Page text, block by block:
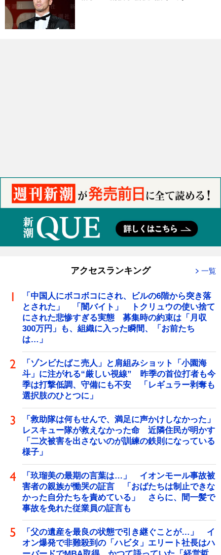
アクセスランキング 一覧
「中国人にボコボコにされ、ビルの6階から突き落
とされた」 「闇バイト」 トクリュウの使い捨て
にされた悲惨すぎる実態 募集時の約束は「月収
300万円」も、組織に入った瞬間、「お前たち
は…」
「ゾンビたばこ売人」と肩組みショット「小園海
斗」に注がれる“厳しい視線” 昨季の首位打者も今
季は打撃低調、守備にも不安 「レギュラー剥奪も
選択肢のひとつに」
「救助隊は何もせんで、満足に声かけしなかった」
レスキュー隊が救えなかった命 近隣住民が明かす
「二次被害を出さないのが訓練の鉄則になっている
様子」
「玖瑠美の最期の言葉は…」 イオンモール事故被
害者の親族が慟哭の証言 「おばたちは制止できな
かった自分たちを責めている」 さらに、間一髪で
事故を免れた従業員の証言も
「父の遺産を最良の状態で引き継ぐことが…」 イ
オン爆発で非難殺到の「ハビタ」エリート社長はハ